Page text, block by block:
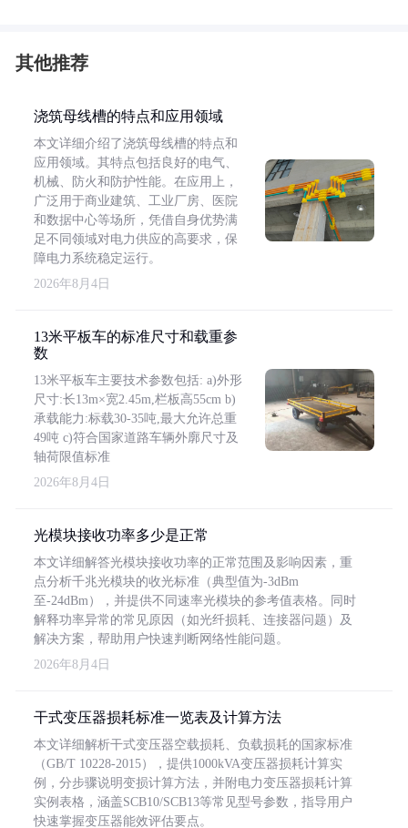
其他推荐
浇筑母线槽的特点和应用领域
本文详细介绍了浇筑母线槽的特点和
应用领域。其特点包括良好的电气、
机械、防火和防护性能。在应用上，
广泛用于商业建筑、工业厂房、医院
和数据中心等场所，凭借自身优势满
足不同领域对电力供应的高要求，保
障电力系统稳定运行。
2026年8月4日
13米平板车的标准尺寸和载重参
数
13米平板车主要技术参数包括: a)外形
尺寸:长13m×宽2.45m,栏板高55cm b)
承载能力:标载30-35吨,最大允许总重
49吨 c)符合国家道路车辆外廓尺寸及
轴荷限值标准
2026年8月4日
光模块接收功率多少是正常
本文详细解答光模块接收功率的正常范围及影响因素，重
点分析千兆光模块的收光标准（典型值为-3dBm
至-24dBm），并提供不同速率光模块的参考值表格。同时
解释功率异常的常见原因（如光纤损耗、连接器问题）及
解决方案，帮助用户快速判断网络性能问题。
2026年8月4日
干式变压器损耗标准一览表及计算方法
本文详细解析干式变压器空载损耗、负载损耗的国家标准
（GB/T 10228-2015），提供1000kVA变压器损耗计算实
例，分步骤说明变损计算方法，并附电力变压器损耗计算
实例表格，涵盖SCB10/SCB13等常见型号参数，指导用户
快速掌握变压器能效评估要点。